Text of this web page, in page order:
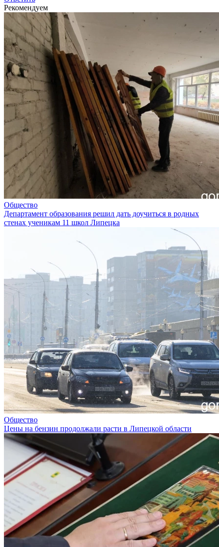
Рекомендуем
Общество
Департамент образования решил дать доучиться в родных
стенах ученикам 11 школ Липецка
Общество
Цены на бензин продолжали расти в Липецкой области